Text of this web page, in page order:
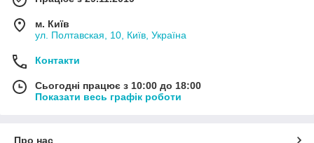
м. Київ
ул. Полтавская, 10, Київ, Україна
Контакти
Сьогодні працює з 10:00 до 18:00
Показати весь графік роботи
Про нас